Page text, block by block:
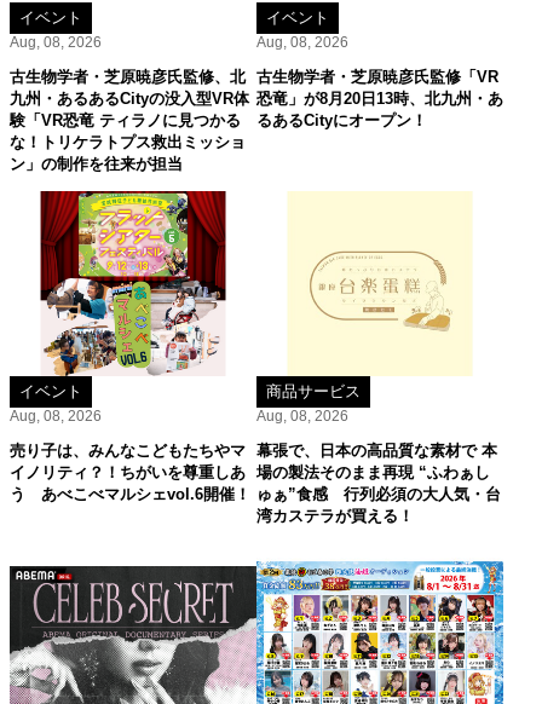
イベント
Aug, 08, 2026
古生物学者・芝原暁彦氏監修、北
九州・あるあるCityの没入型VR体
験「VR恐竜 ティラノに見つかる
な！トリケラトプス救出ミッショ
ン」の制作を往来が担当
イベント
Aug, 08, 2026
古生物学者・芝原暁彦氏監修「VR
恐竜」が8月20日13時、北九州・あ
るあるCityにオープン！
イベント
Aug, 08, 2026
売り子は、みんなこどもたちやマ
イノリティ？！ちがいを尊重しあ
う あべこべマルシェvol.6開催！
商品サービス
Aug, 08, 2026
幕張で、日本の高品質な素材で 本
場の製法そのまま再現 “ふわぁし
ゅぁ”食感 行列必須の大人気・台
湾カステラが買える！